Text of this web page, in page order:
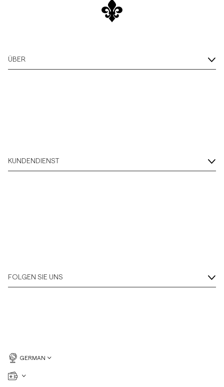
ÜBER
KUNDENDIENST
FOLGEN SIE UNS
GERMAN